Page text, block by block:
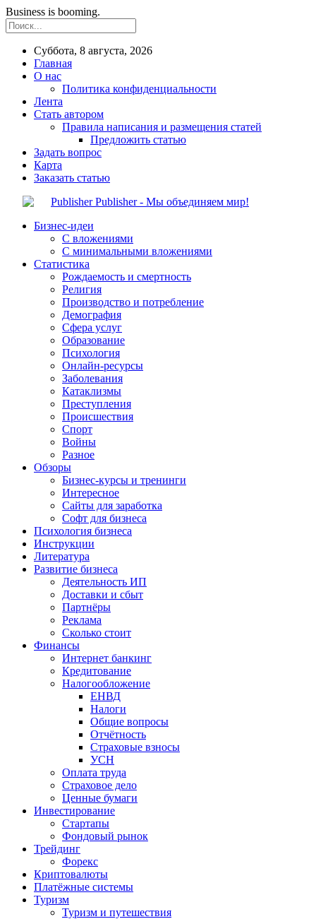
Business is booming.
Суббота, 8 августа, 2026
Главная
О нас
Политика конфиденциальности
Лента
Стать автором
Правила написания и размещения статей
Предложить статью
Задать вопрос
Карта
Заказать статью
Publisher - Мы объединяем мир!
Бизнес-идеи
С вложениями
С минимальными вложениями
Статистика
Рождаемость и смертность
Религия
Производство и потребление
Демография
Сфера услуг
Образование
Психология
Онлайн-ресурсы
Заболевания
Катаклизмы
Преступления
Происшествия
Спорт
Войны
Разное
Обзоры
Бизнес-курсы и тренинги
Интересное
Сайты для заработка
Софт для бизнеса
Психология бизнеса
Инструкции
Литература
Развитие бизнеса
Деятельность ИП
Доставки и сбыт
Партнёры
Реклама
Сколько стоит
Финансы
Интернет банкинг
Кредитование
Налогообложение
ЕНВД
Налоги
Общие вопросы
Отчётность
Страховые взносы
УСН
Оплата труда
Страховое дело
Ценные бумаги
Инвестирование
Стартапы
Фондовый рынок
Трейдинг
Форекс
Криптовалюты
Платёжные системы
Туризм
Туризм и путешествия